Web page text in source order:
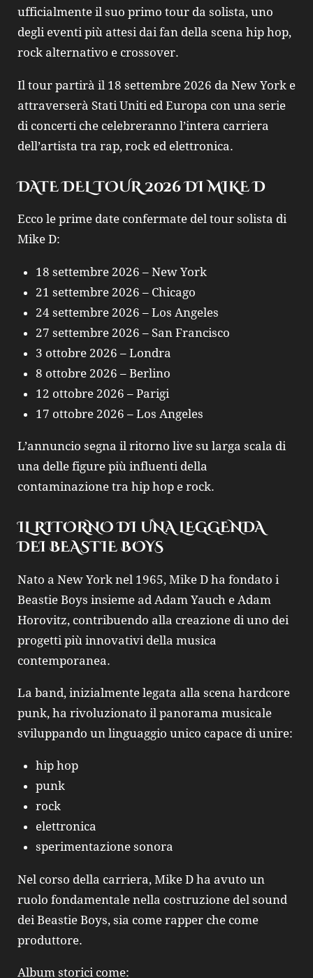
ufficialmente il suo primo tour da solista, uno
degli eventi più attesi dai fan della scena hip hop,
rock alternativo e crossover.
Il tour partirà il 18 settembre 2026 da New York e
attraverserà Stati Uniti ed Europa con una serie
di concerti che celebreranno l’intera carriera
dell’artista tra rap, rock ed elettronica.
DATE DEL TOUR 2026 DI MIKE D
Ecco le prime date confermate del tour solista di
Mike D:
18 settembre 2026 – New York
21 settembre 2026 – Chicago
24 settembre 2026 – Los Angeles
27 settembre 2026 – San Francisco
3 ottobre 2026 – Londra
8 ottobre 2026 – Berlino
12 ottobre 2026 – Parigi
17 ottobre 2026 – Los Angeles
L’annuncio segna il ritorno live su larga scala di
una delle figure più influenti della
contaminazione tra hip hop e rock.
IL RITORNO DI UNA LEGGENDA
DEI BEASTIE BOYS
Nato a New York nel 1965, Mike D ha fondato i
Beastie Boys insieme ad Adam Yauch e Adam
Horovitz, contribuendo alla creazione di uno dei
progetti più innovativi della musica
contemporanea.
La band, inizialmente legata alla scena hardcore
punk, ha rivoluzionato il panorama musicale
sviluppando un linguaggio unico capace di unire:
hip hop
punk
rock
elettronica
sperimentazione sonora
Nel corso della carriera, Mike D ha avuto un
ruolo fondamentale nella costruzione del sound
dei Beastie Boys, sia come rapper che come
produttore.
Album storici come: